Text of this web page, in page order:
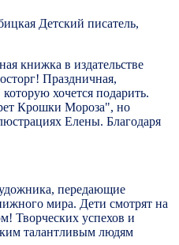
Детский писатель,
книжка в издательстве
Праздничная,
хочется подарить.
Крошки Мороза", но
Елены. Благодаря
передающие
мира. Дети смотрят на
Творческих успехов и
талантливым людям